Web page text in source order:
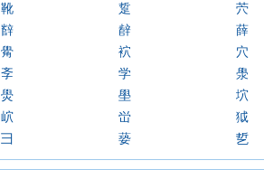
靴
踅
茓
辥
辪
薛
觷
袕
穴
斈
学
澩
燢
壆
坹
岤
峃
狘
彐
蒆 乴